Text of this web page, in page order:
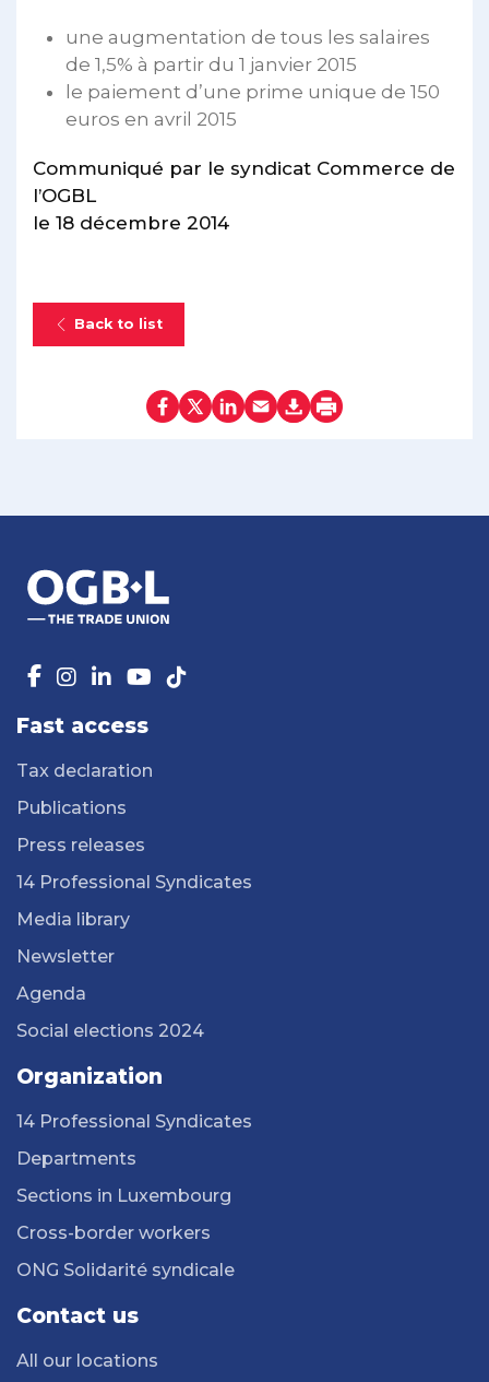
une augmentation de tous les salaires
de 1,5% à partir du 1 janvier 2015
le paiement d’une prime unique de 150
euros en avril 2015
Communiqué par le syndicat Commerce de
l’OGBL
le 18 décembre 2014
Back to list
Fast access
Tax declaration
Publications
Press releases
14 Professional Syndicates
Media library
Newsletter
Agenda
Social elections 2024
Organization
14 Professional Syndicates
Departments
Sections in Luxembourg
Cross-border workers
ONG Solidarité syndicale
Contact us
All our locations